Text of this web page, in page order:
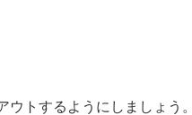
トするようにしましょう